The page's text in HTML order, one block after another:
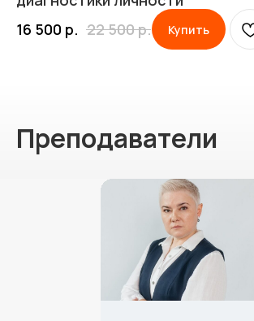
16 500 р. 22 500р. Купить
Преподаватели